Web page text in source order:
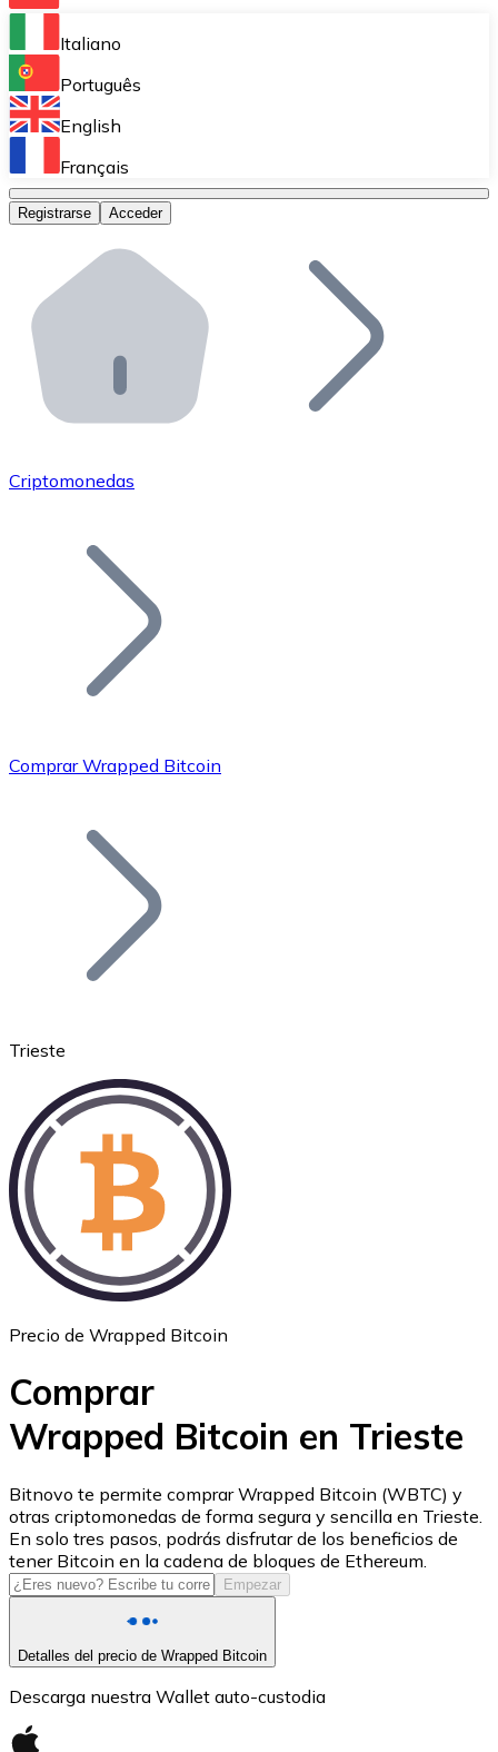
Bitnovo Ramp
Integra nuestra solución en tu plataforma.
Bitnovo Giftcards
Bitnovo OTC
Bitnovo ATM
Integra un ATM Bitnovo en tu negocio y permite que
Bitnovo API
Integra nuestra API en tu ecosistema.
Únete a nuestra red de distribuidores.
Añade tu proyecto a nuestro ecosistema.
Bitcoin
Ethereum
USD Coin
USDC
Italiano
Português
English
Français
Registrarse Acceder
Criptomonedas
Comprar Wrapped Bitcoin
Trieste
Precio de Wrapped Bitcoin
Comprar
Wrapped Bitcoin en Trieste
Bitnovo te permite comprar Wrapped Bitcoin (WBTC) y
otras criptomonedas de forma segura y sencilla en Trieste.
En solo tres pasos, podrás disfrutar de los beneficios de
tener Bitcoin en la cadena de bloques de Ethereum.
Empezar
Detalles del precio de Wrapped Bitcoin
Descarga nuestra Wallet auto-custodia